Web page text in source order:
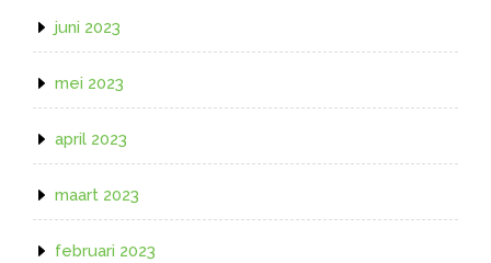
juni 2023
mei 2023
april 2023
maart 2023
februari 2023